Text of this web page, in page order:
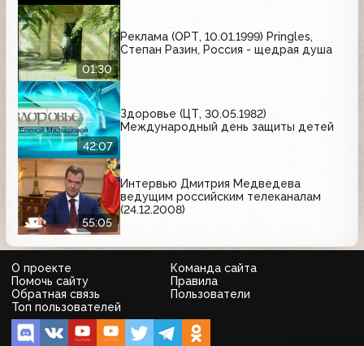
01:30
Реклама (ОРТ, 10.01.1999) Pringles,
Степан Разин, Россия - щедрая душа
42:07
Здоровье (ЦТ, 30.05.1982)
Международный день защиты детей
55:05
Интервью Дмитрия Медведева
ведущим российским телеканалам
(24.12.2008)
О проекте
Команда сайта
Помочь сайту
Правила
Обратная связь
Пользователи
Топ пользователей